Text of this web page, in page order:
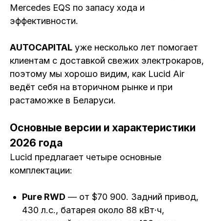
Mercedes EQS по запасу хода и
эффективности.
AUTOCAPITAL уже несколько лет помогает
клиентам с доставкой свежих электрокаров,
поэтому мы хорошо видим, как Lucid Air
ведёт себя на вторичном рынке и при
растаможке в Беларуси.
Основные версии и характеристики
2026 года
Lucid предлагает четыре основные
комплектации:
Pure RWD — от $70 900. Задний привод,
430 л.с., батарея около 88 кВт·ч,